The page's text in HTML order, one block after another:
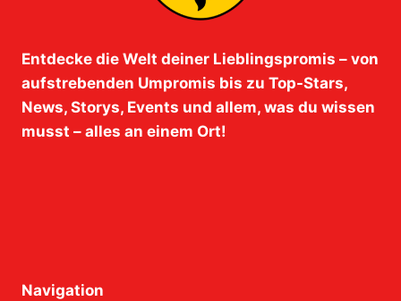
Entdecke die Welt deiner Lieblingspromis – von
aufstrebenden Umpromis bis zu Top-Stars,
News, Storys, Events und allem, was du wissen
musst – alles an einem Ort!
Navigation